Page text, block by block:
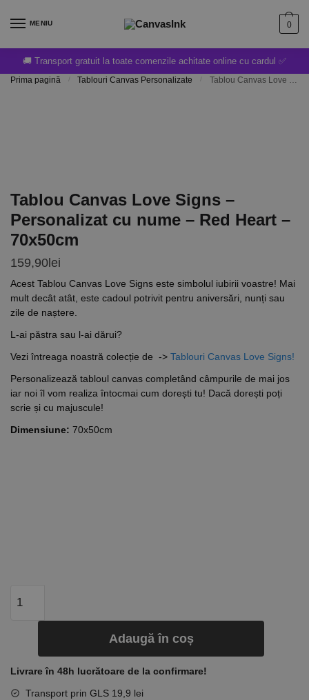
MENIU 0
🚚 Transport gratuit la toate comenzile achitate online cu cardul ✅
Prima pagină / Tablouri Canvas Personalizate / Tablou Canvas Love Signs – Personalizat cu nume – Red Heart – 70x50cm
Tablou Canvas Love Signs –
Personalizat cu nume – Red Heart –
70x50cm
159,90lei
Acest Tablou Canvas Love Signs este simbolul iubirii voastre! Mai
mult decât atât, este cadoul potrivit pentru aniversări, nunți sau
zile de naștere.
L-ai păstra sau l-ai dărui?
Vezi întreaga noastră colecție de -> Tablouri Canvas Love Signs!
Personalizează tabloul canvas completând câmpurile de mai jos
iar noi îl vom realiza întocmai cum dorești tu! Dacă dorești poți
scrie și cu majuscule!
Dimensiune: 70x50cm
Adaugă în coș
Livrare în 48h lucrătoare de la confirmare!
Transport prin GLS 19,9 lei